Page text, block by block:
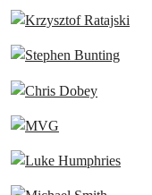
przed